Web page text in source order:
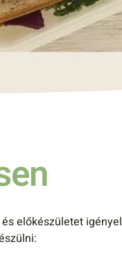
előkészületet igényel